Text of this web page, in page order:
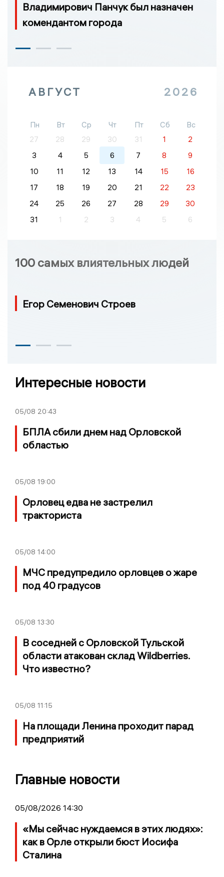
Владимирович Панчук был назначен
комендантом города
АВГУСТ 2026
Пн Вт Ср Чт Пт Сб
Вс
27
28 29 30 31 1
2
3
4 5 6 7 8
9
10
11 12 13 14 15
16
17
18 19 20 21 22
23
24
25 26 27 28 29
30
31
1 2 3 4 5 6
100 самых влиятельных людей
Егор Семенович Строев
Интересные новости
05/08 20:43
БПЛА сбили днем над Орловской
областью
05/08 19:00
Орловец едва не застрелил
тракториста
05/08 14:00
МЧС предупредило орловцев о жаре
под 40 градусов
05/08 13:30
В соседней с Орловской Тульской
области атакован склад Wildberries.
Что известно?
05/08 11:15
На площади Ленина проходит парад
предприятий
Главные новости
05/08/2026 14:30
«Мы сейчас нуждаемся в этих людях»:
как в Орле открыли бюст Иосифа
Сталина